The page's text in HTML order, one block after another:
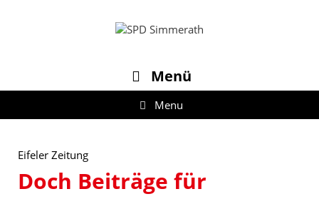
Menü
Menu
Eifeler Zeitung
Doch Beiträge für